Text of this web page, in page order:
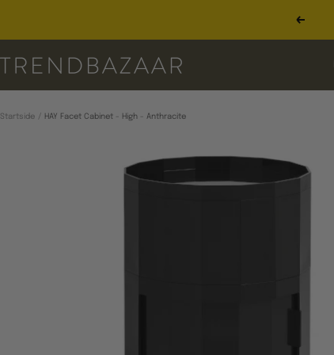
indhold
Forrige
TRENDBAZAAR
Startside HAY Facet Cabinet - High - Anthracite